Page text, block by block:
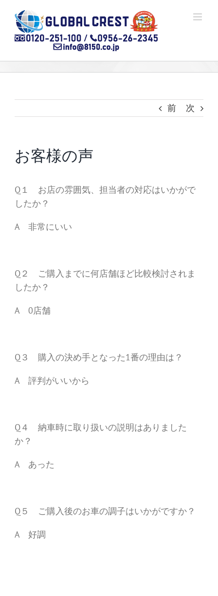
content
前 次
お客様の声
Q１ お店の雰囲気、担当者の対応はいかがで
したか？
A 非常にいい
Q２ ご購入までに何店舗ほど比較検討されま
したか？
A 0店舗
Q３ 購入の決め手となった1番の理由は？
A 評判がいいから
Q４ 納車時に取り扱いの説明はありました
か？
A あった
Q５ ご購入後のお車の調子はいかがですか？
A 好調